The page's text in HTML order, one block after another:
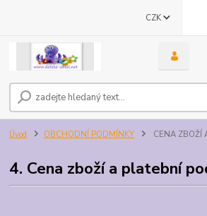
CZK
Úvod OBCHODNÍ PODMÍNKY CENA ZBOŽÍ
4. Cena zboží a platební